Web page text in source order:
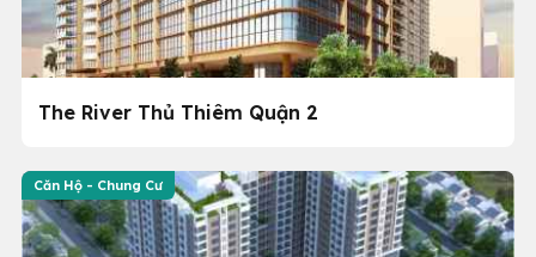
The River Thủ Thiêm Quận 2
Căn Hộ - Chung Cư